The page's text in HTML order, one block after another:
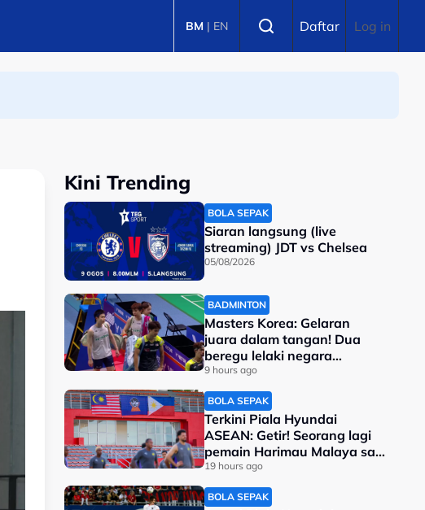
BM | EN Daftar Log in
Kini Trending
BOLA SEPAK
Siaran langsung (live
streaming) JDT vs Chelsea
05/08/2026
BADMINTON
Masters Korea: Gelaran
juara dalam tangan! Dua
beregu lelaki negara
berentap di final
9 hours ago
BOLA SEPAK
Terkini Piala Hyundai
ASEAN: Getir! Seorang lagi
pemain Harimau Malaya sah
terkeluar
19 hours ago
BOLA SEPAK